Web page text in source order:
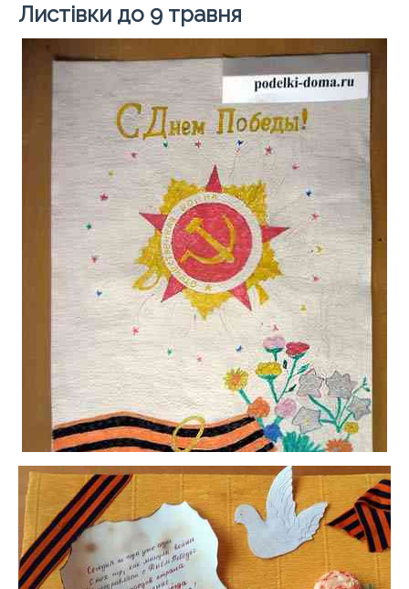
Листівки до 9 травня